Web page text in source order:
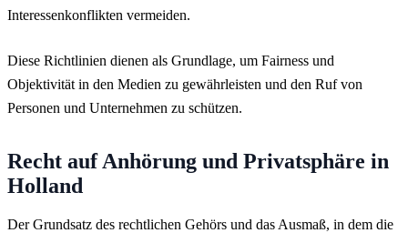
Interessenkonflikten vermeiden.
Diese Richtlinien dienen als Grundlage, um Fairness und
Objektivität in den Medien zu gewährleisten und den Ruf von
Personen und Unternehmen zu schützen.
Recht auf Anhörung und Privatsphäre in
Holland
Der Grundsatz des rechtlichen Gehörs und das Ausmaß, in dem die